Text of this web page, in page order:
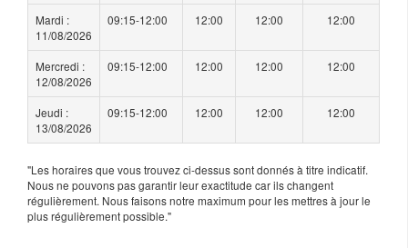
Mardi :
11/08/2026
09:15-12:00 12:00 12:00 12:00
Mercredi :
12/08/2026
09:15-12:00 12:00 12:00 12:00
Jeudi :
13/08/2026
09:15-12:00 12:00 12:00 12:00
"Les horaires que vous trouvez ci-dessus sont donnés à titre indicatif.
Nous ne pouvons pas garantir leur exactitude car ils changent
régulièrement. Nous faisons notre maximum pour les mettres à jour le
plus régulièrement possible."